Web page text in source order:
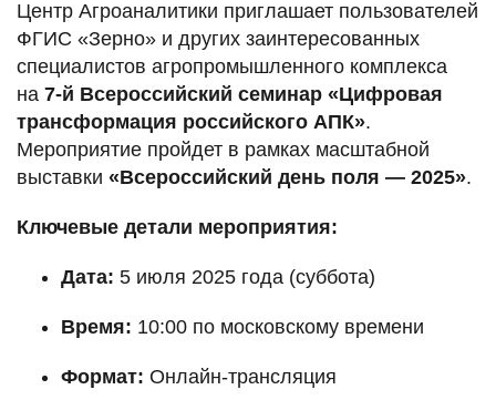
Центр Агроаналитики приглашает пользователей
ФГИС «Зерно» и других заинтересованных
специалистов агропромышленного комплекса
на 7-й Всероссийский семинар «Цифровая
трансформация российского АПК».
Мероприятие пройдет в рамках масштабной
выставки «Всероссийский день поля — 2025».
Ключевые детали мероприятия:
Дата: 5 июля 2025 года (суббота)
Время: 10:00 по московскому времени
Формат: Онлайн-трансляция